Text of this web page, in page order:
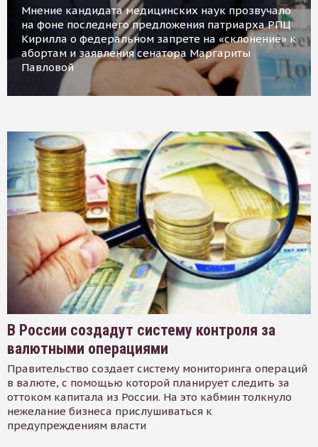
Мнение кандидата медицинских наук прозвучало
на фоне последнего предложения патриарха РПЦ
Кирилла о федеральном запрете на «склонение» к
абортам и заявления сенатора Маргариты
Павловой
В России создадут систему контроля за
валютными операциями
Правительство создает систему мониторинга операций
в валюте, с помощью которой планирует следить за
оттоком капитала из России. На это кабмин толкнуло
нежелание бизнеса прислушиваться к
предупреждениям власти